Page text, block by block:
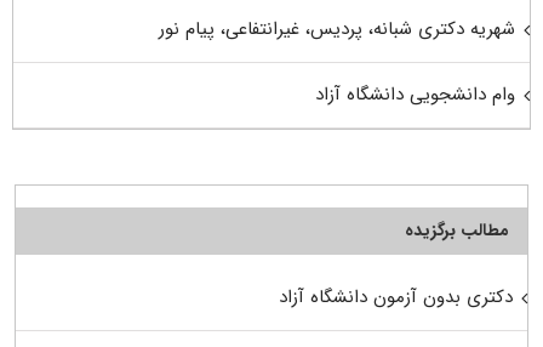
شهریه دکتری شبانه، پردیس، غیرانتفاعی، پیام نور
وام دانشجویی دانشگاه آزاد
مطالب برگزیده
دکتری بدون آزمون دانشگاه آزاد